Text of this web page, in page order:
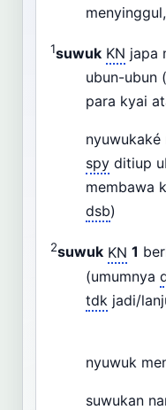
1suwuk KN japa
ubun-ubun
para kyai
nyuwukaké
spy ditiup
membawa
dsb)
2suwuk KN 1
(umumnya
tdk jadi/
nyuwuk
suwukan